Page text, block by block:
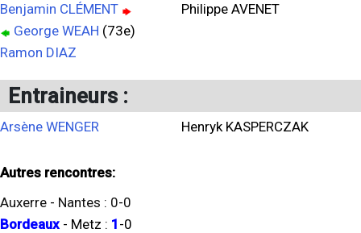
Benjamin CLÉMENT
George WEAH (73e)
Ramon DIAZ
Philippe AVENET
Entraineurs :
Arsène WENGER Henryk KASPERCZAK
Autres rencontres:
Auxerre - Nantes : 0-0
Bordeaux - Metz : 1 -0